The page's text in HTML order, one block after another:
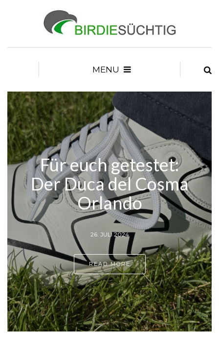
MENU
Für euch getestet:
Der Duca del Cosma
Orlando
26. JULI 2024
READ MORE